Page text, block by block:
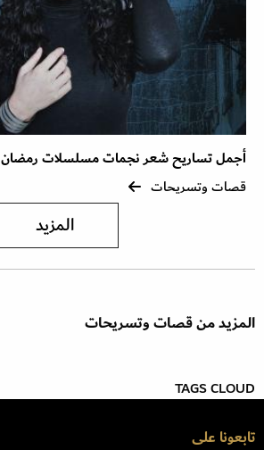
أجمل تساريح شعر نجمات مسلسلات رمضان 2024
قصات وتسريحات
المزيد
المزيد من قصات وتسريحات
TAGS CLOUD
تابعونا على